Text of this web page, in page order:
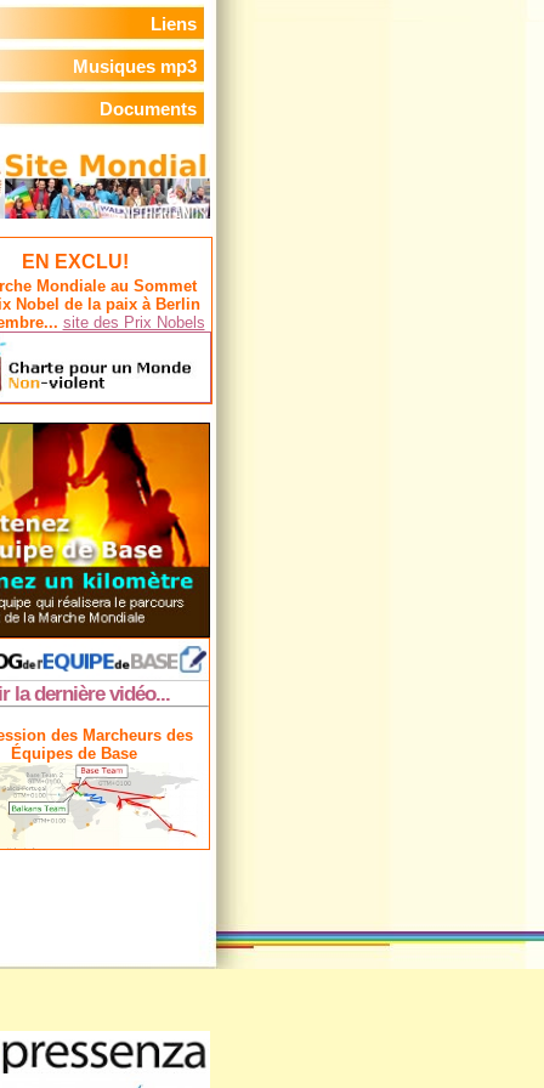
Liens
Musiques mp3
Documents
EN EXCLU!
Mondiale au Sommet
Nobel de la paix à Berlin
site des Prix Nobels
la dernière vidéo...
des Marcheurs des
Équipes de Base